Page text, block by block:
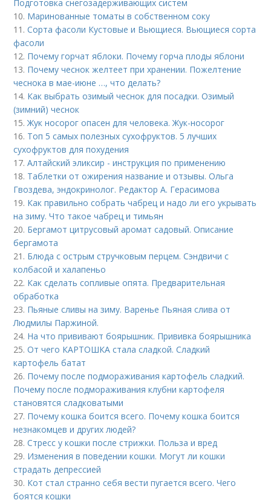
Подготовка снегозадерживающих систем
10. Маринованные томаты в собственном соку
11.Сорта фасоли Кустовые и Вьющиеся. Вьющиеся сорта
фасоли
12. Почему горчат яблоки. Почему горча плоды яблони
13. Почему чеснок желтеет при хранении. Пожелтение
чеснока в мае-июне …, что делать?
14. Как выбрать озимый чеснок для посадки. Озимый
(зимний) чеснок
15.Жук носорог опасен для человека. Жук-носорог
16. Топ 5 самых полезных сухофруктов. 5 лучших
сухофруктов для похудения
17.Алтайский эликсир - инструкция по применению
18. Таблетки от ожирения название и отзывы. Ольга
Гвоздева, эндокринолог. Редактор А. Герасимова
19. Как правильно собрать чабрец и надо ли его укрывать
на зиму. Что такое чабрец и тимьян
20. Бергамот цитрусовый аромат садовый. Описание
бергамота
21. Блюда с острым стручковым перцем. Сэндвичи с
колбасой и халапеньо
22. Как сделать сопливые опята. Предварительная
обработка
23. Пьяные сливы на зиму. Варенье Пьяная слива от
Людмилы Паржиной.
24. На что прививают боярышник. Прививка боярышника
25.От чего КАРТОШКА стала сладкой. Сладкий
картофель батат
26. Почему после подмораживания картофель сладкий.
Почему после подмораживания клубни картофеля
становятся сладковатыми
27. Почему кошка боится всего. Почему кошка боится
незнакомцев и других людей?
28.Стресс у кошки после стрижки. Польза и вред
29. Изменения в поведении кошки. Могут ли кошки
страдать депрессией
30. Кот стал странно себя вести пугается всего. Чего
боятся кошки